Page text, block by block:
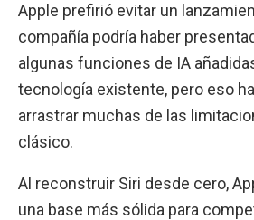
Apple prefirió evitar un
compañía podría haber
algunas funciones de IA
tecnología existente, pero eso
arrastrar muchas de las
clásico.
Al reconstruir Siri desde cero,
una base más sólida para